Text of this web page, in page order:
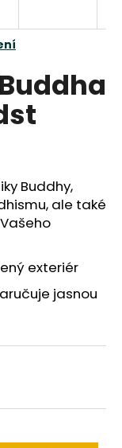
Buddhy,
ale také
exteriér
jasnou